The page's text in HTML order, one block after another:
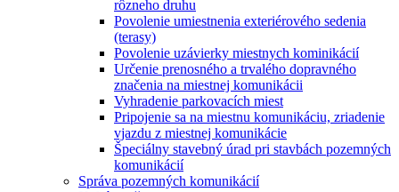
rôzneho druhu
Povolenie umiestnenia exteriérového sedenia
(terasy)
Povolenie uzávierky miestnych kominikácií
Určenie prenosného a trvalého dopravného
značenia na miestnej komunikácii
Vyhradenie parkovacích miest
Pripojenie sa na miestnu komunikáciu, zriadenie
vjazdu z miestnej komunikácie
Špeciálny stavebný úrad pri stavbách pozemných
komunikácií
Správa pozemných komunikácií